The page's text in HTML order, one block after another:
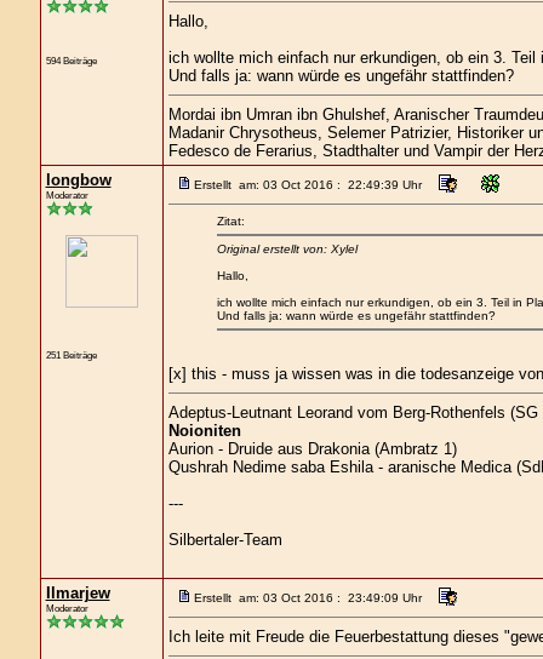
594 Beiträge
Hallo,
ich wollte mich einfach nur erkundigen, ob ein 3. Teil
Und falls ja: wann würde es ungefähr stattfinden?
Mordai ibn Umran ibn Ghulshef, Aranischer
Madanir Chrysotheus, Selemer Patrizier, Historiker
Fedesco de Ferarius, Stadthalter und Vampir der
longbow
Moderator
251 Beiträge
Erstellt am: 03 Oct 2016 : 22:49:39 Uhr
Zitat:
Original erstellt von: Xylel
Hallo,
ich wollte mich einfach nur erkundigen, ob ein 3. Teil in
Und falls ja: wann würde es ungefähr stattfinden?
[x] this - muss ja wissen was in die todesanzeige
Adeptus-Leutnant Leorand vom Berg-Rothenfels
Noioniten
Aurion - Druide aus Drakonia (Ambratz 1)
Qushrah Nedime saba Eshila - aranische Medica
---
Silbertaler-Team
Ilmarjew
Moderator
Erstellt am: 03 Oct 2016 : 23:49:09 Uhr
Ich leite mit Freude die Feuerbestattung dieses